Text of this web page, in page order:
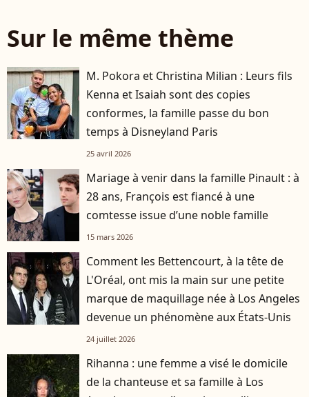
Sur le même thème
M. Pokora et Christina Milian : Leurs fils
Kenna et Isaiah sont des copies
conformes, la famille passe du bon
temps à Disneyland Paris
25 avril 2026
Mariage à venir dans la famille Pinault : à
28 ans, François est fiancé à une
comtesse issue d’une noble famille
15 mars 2026
Comment les Bettencourt, à la tête de
L'Oréal, ont mis la main sur une petite
marque de maquillage née à Los Angeles
devenue un phénomène aux États-Unis
24 juillet 2026
Rihanna : une femme a visé le domicile
de la chanteuse et sa famille à Los